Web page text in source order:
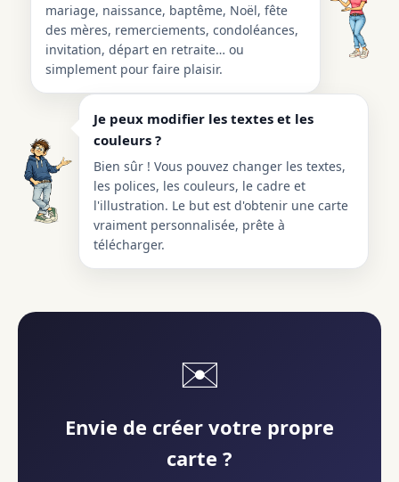
mariage, naissance, baptême, Noël, fête
des mères, remerciements, condoléances,
invitation, départ en retraite… ou
simplement pour faire plaisir.
Je peux modifier les textes et les
couleurs ?
Bien sûr ! Vous pouvez changer les textes,
les polices, les couleurs, le cadre et
l'illustration. Le but est d'obtenir une carte
vraiment personnalisée, prête à
télécharger.
✉️
Envie de créer votre propre
carte ?